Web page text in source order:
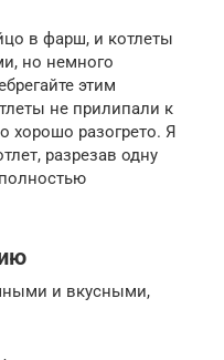
в фарш, и котлеты
но немного
этим
не прилипали к
хорошо разогрето. Я
разрезав одну
и вкусными,